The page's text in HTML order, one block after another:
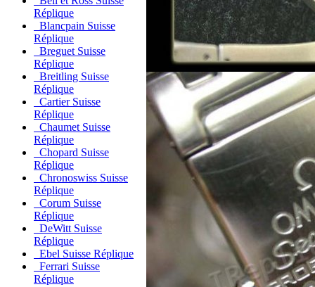
Réplique
Blancpain Suisse
Réplique
Breguet Suisse
Réplique
Breitling Suisse
Réplique
Cartier Suisse
Réplique
Chaumet Suisse
Réplique
Chopard Suisse
Réplique
Chronoswiss Suisse
Réplique
Corum Suisse
Réplique
DeWitt Suisse
Réplique
Ebel Suisse Réplique
Ferrari Suisse
Réplique